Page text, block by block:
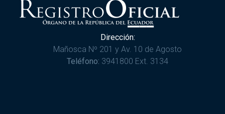
Dirección:
Mañosca Nº 201 y Av. 10 de Agosto
Teléfono: 3941800 Ext. 3134